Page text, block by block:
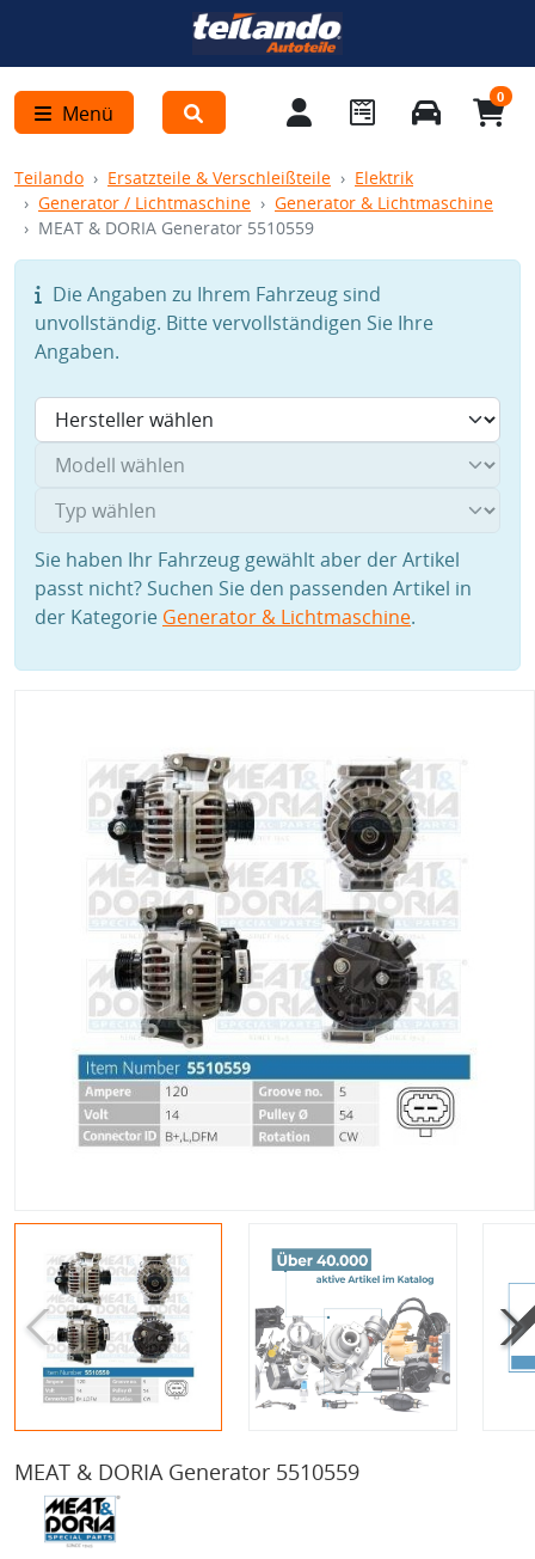
Menü
0
Teilando Ersatzteile & Verschleißteile
Elektrik
Generator / Lichtmaschine
Generator & Lichtmaschine
MEAT & DORIA Generator 5510559
Die Angaben zu Ihrem Fahrzeug sind
unvollständig. Bitte vervollständigen Sie Ihre
Angaben.
Sie haben Ihr Fahrzeug gewählt aber der Artikel
passt nicht? Suchen Sie den passenden Artikel in
der Kategorie Generator & Lichtmaschine.
MEAT & DORIA Generator 5510559